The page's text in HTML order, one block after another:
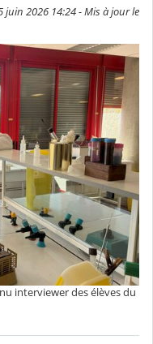
2026 14:24 - Mis à jour le
interviewer des élèves du